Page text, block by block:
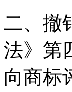
二、撤
法》第
向商标